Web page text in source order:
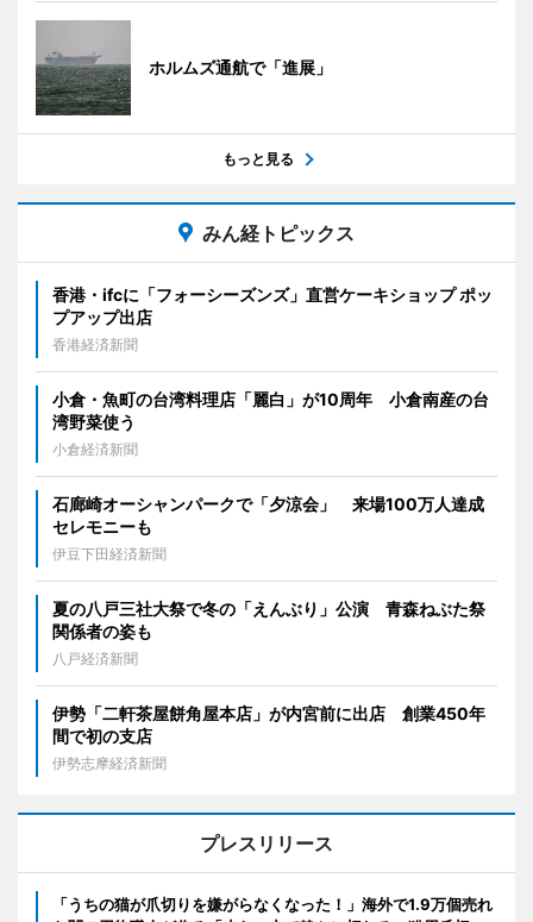
ホルムズ通航で「進展」
もっと見る
みん経トピックス
香港・ifcに「フォーシーズンズ」直営ケーキショップ ポッ
プアップ出店
香港経済新聞
小倉・魚町の台湾料理店「麗白」が10周年 小倉南産の台
湾野菜使う
小倉経済新聞
石廊崎オーシャンパークで「夕涼会」 来場100万人達成
セレモニーも
伊豆下田経済新聞
夏の八戸三社大祭で冬の「えんぶり」公演 青森ねぶた祭
関係者の姿も
八戸経済新聞
伊勢「二軒茶屋餅角屋本店」が内宮前に出店 創業450年
間で初の支店
伊勢志摩経済新聞
プレスリリース
「うちの猫が爪切りを嫌がらなくなった！」海外で1.9万個売れ